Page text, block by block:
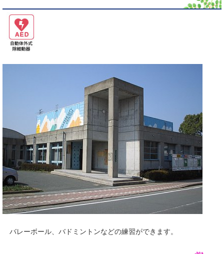
バレーボール、バドミントンなどの練習ができます。